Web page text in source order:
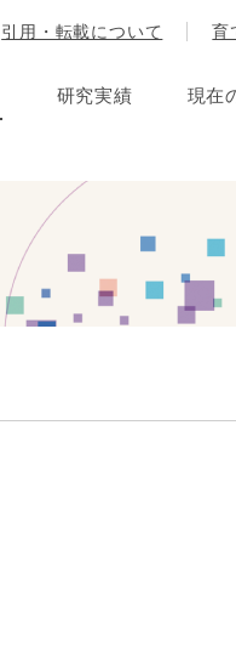
引用・転載について 育
研究実績 現在